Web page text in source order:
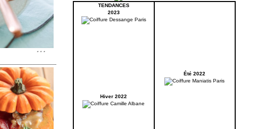
TENDANCES
2023
Hiver 2022
Été 2022